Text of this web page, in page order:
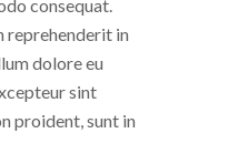
consequat.
reprehenderit in
dolore eu
sint
proident, sunt in